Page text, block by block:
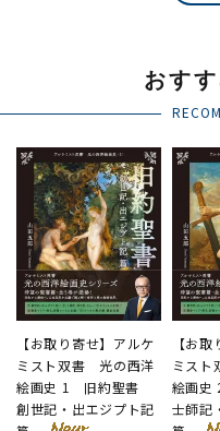
おす
【お取り寄せ】アルケ
ミスト双書 光の西洋
絵画史 1 旧約聖書
創世記・出エジプト記
【お
ミス
絵画
士師記